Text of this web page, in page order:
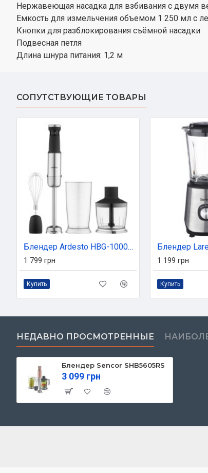
Нержавеющая насадка для взбивания с двумя
Емкость для измельчения объемом 1 250 мл с
Кнопки для разблокирования съёмной насадки
Подвесная петля
Длина шнура питания: 1,2 м
СОПУТСТВУЮЩИЕ ТОВАРЫ
Блендер Ardesto HBG-1000WHCHC
1 799 грн
Купить
Блендер
1 199 грн
Купить
НЕДАВНО ПРОСМОТРЕННЫЕ
Блендер Sencor SHB5605RS
3 099 грн